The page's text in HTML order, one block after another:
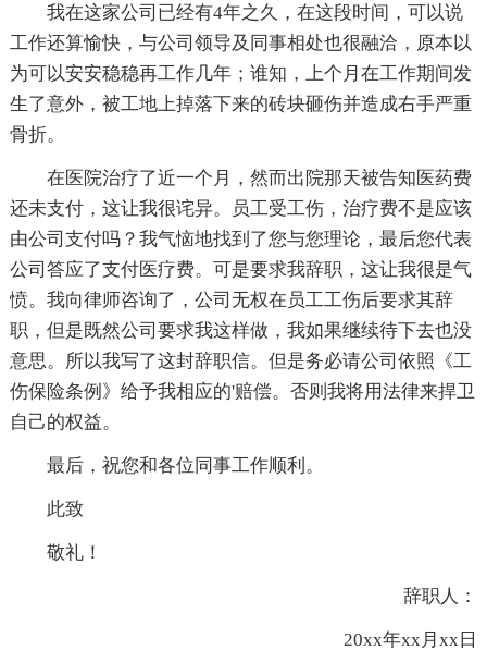
我在这家公司已经有4年之久，在这段时间，可以说
工作还算愉快，与公司领导及同事相处也很融洽，原本以
为可以安安稳稳再工作几年；谁知，上个月在工作期间发
生了意外，被工地上掉落下来的砖块砸伤并造成右手严重
骨折。
在医院治疗了近一个月，然而出院那天被告知医药费
还未支付，这让我很诧异。员工受工伤，治疗费不是应该
由公司支付吗？我气恼地找到了您与您理论，最后您代表
公司答应了支付医疗费。可是要求我辞职，这让我很是气
愤。我向律师咨询了，公司无权在员工工伤后要求其辞
职，但是既然公司要求我这样做，我如果继续待下去也没
意思。所以我写了这封辞职信。但是务必请公司依照《工
伤保险条例》给予我相应的'赔偿。否则我将用法律来捍卫
自己的权益。
最后，祝您和各位同事工作顺利。
此致
敬礼！
辞职人：
20xx年xx月xx日